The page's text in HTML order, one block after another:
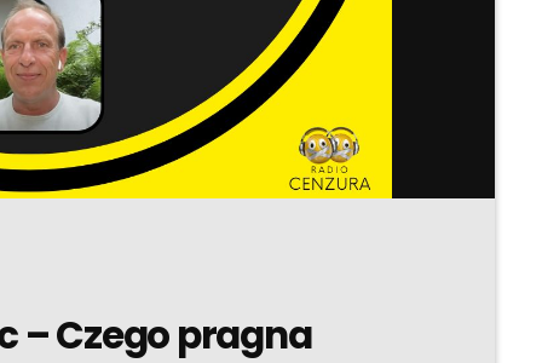
– Czego pragna